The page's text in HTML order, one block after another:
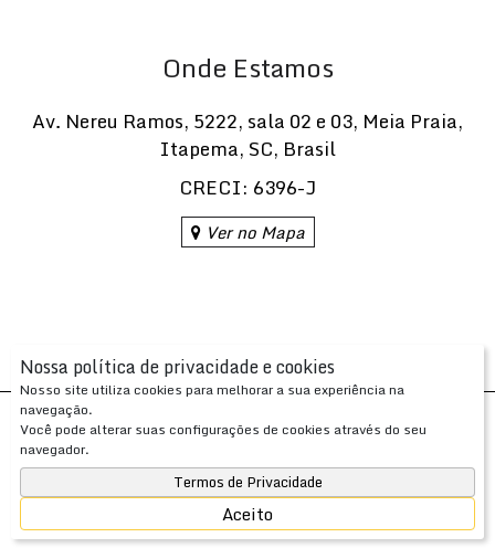
Nossa política de privacidade e cookies
Nosso site utiliza cookies para melhorar a sua experiência na
navegação.
Você pode alterar suas configurações de cookies através do seu
navegador.
Termos de Privacidade
Aceito
Onde Estamos
Av. Nereu Ramos, 5222, sala 02 e 03, Meia Praia,
Itapema, SC, Brasil
CRECI: 6396-J
Ver no Mapa
Apresenta.me ~ Plataforma Imobiliária